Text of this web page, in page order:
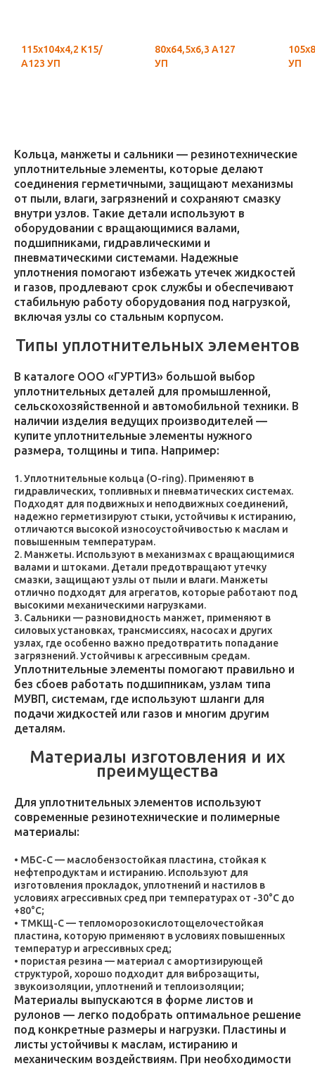
115х104х4,2 К15/
А123 УП
80х64,5х6,3 А127
УП
УП
Кольца, манжеты и сальники — резинотехнические
уплотнительные элементы, которые делают
соединения герметичными, защищают механизмы
от пыли, влаги, загрязнений и сохраняют смазку
внутри узлов. Такие детали используют в
оборудовании с вращающимися валами,
подшипниками, гидравлическими и
пневматическими системами. Надежные
уплотнения помогают избежать утечек жидкостей
и газов, продлевают срок службы и обеспечивают
стабильную работу оборудования под нагрузкой,
включая узлы со стальным корпусом.
Типы уплотнительных элементов
В каталоге ООО «ГУРТИЗ» большой выбор
уплотнительных деталей для промышленной,
сельскохозяйственной и автомобильной техники. В
наличии изделия ведущих производителей —
купите уплотнительные элементы нужного
размера, толщины и типа. Например:
Уплотнительные кольца (O-ring). Применяют в
гидравлических, топливных и пневматических системах.
Подходят для подвижных и неподвижных соединений,
надежно герметизируют стыки, устойчивы к истиранию,
отличаются высокой износоустойчивостью к маслам и
повышенным температурам.
Манжеты. Используют в механизмах с вращающимися
валами и штоками. Детали предотвращают утечку
смазки, защищают узлы от пыли и влаги. Манжеты
отлично подходят для агрегатов, которые работают под
высокими механическими нагрузками.
Сальники — разновидность манжет, применяют в
силовых установках, трансмиссиях, насосах и других
узлах, где особенно важно предотвратить попадание
загрязнений. Устойчивы к агрессивным средам.
Уплотнительные элементы помогают правильно и
без сбоев работать подшипникам, узлам типа
МУВП, системам, где используют шланги для
подачи жидкостей или газов и многим другим
деталям.
Материалы изготовления и их
преимущества
Для уплотнительных элементов используют
современные резинотехнические и полимерные
материалы:
МБС-С — маслобензостойкая пластина, стойкая к
нефтепродуктам и истиранию. Используют для
изготовления прокладок, уплотнений и настилов в
условиях агрессивных сред при температурах от -30°C до
+80°C;
ТМКЩ-С — тепломорозокислотощелочестойкая
пластина, которую применяют в условиях повышенных
температур и агрессивных сред;
пористая резина — материал с амортизирующей
структурой, хорошо подходит для виброзащиты,
звукоизоляции, уплотнений и теплоизоляции;
Материалы выпускаются в форме листов и
рулонов — легко подобрать оптимальное решение
под конкретные размеры и нагрузки. Пластины и
листы устойчивы к маслам, истиранию и
механическим воздействиям. При необходимости